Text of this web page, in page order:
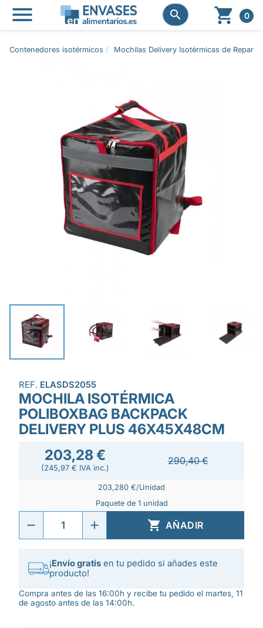
 
  0
Contenedores isotérmicos Mochilas Delivery Isotérmicas de Reparto
REF. ELASDS2055
MOCHILA ISOTÉRMICA
POLIBOXBAG BACKPACK
DELIVERY PLUS 46X45X48CM
203,28 €
(245,97 € IVA inc.)
290,40 €
203,280 €/Unidad
Paquete de 1 unidad
 AÑADIR
¡Envío gratis en tu pedido si añades este
producto!
Compra antes de las 16:00h y recibe tu pedido el martes, 11
de agosto antes de las 14:00h.